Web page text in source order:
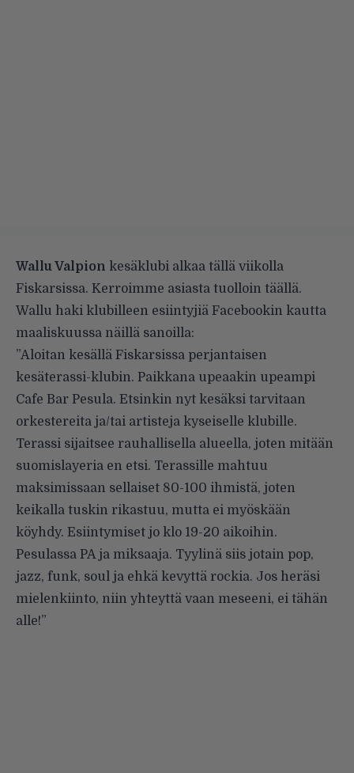
Wallu Valpion kesäklubi alkaa tällä viikolla
Fiskarsissa. Kerroimme asiasta tuolloin täällä.
Wallu haki klubilleen esiintyjiä Facebookin kautta
maaliskuussa näillä sanoilla:
”Aloitan kesällä Fiskarsissa perjantaisen
kesäterassi-klubin. Paikkana upeaakin upeampi
Cafe Bar Pesula. Etsinkin nyt kesäksi tarvitaan
orkestereita ja/tai artisteja kyseiselle klubille.
Terassi sijaitsee rauhallisella alueella, joten mitään
suomislayeria en etsi. Terassille mahtuu
maksimissaan sellaiset 80-100 ihmistä, joten
keikalla tuskin rikastuu, mutta ei myöskään
köyhdy. Esiintymiset jo klo 19-20 aikoihin.
Pesulassa PA ja miksaaja. Tyylinä siis jotain pop,
jazz, funk, soul ja ehkä kevyttä rockia. Jos heräsi
mielenkiinto, niin yhteyttä vaan meseeni, ei tähän
alle!”